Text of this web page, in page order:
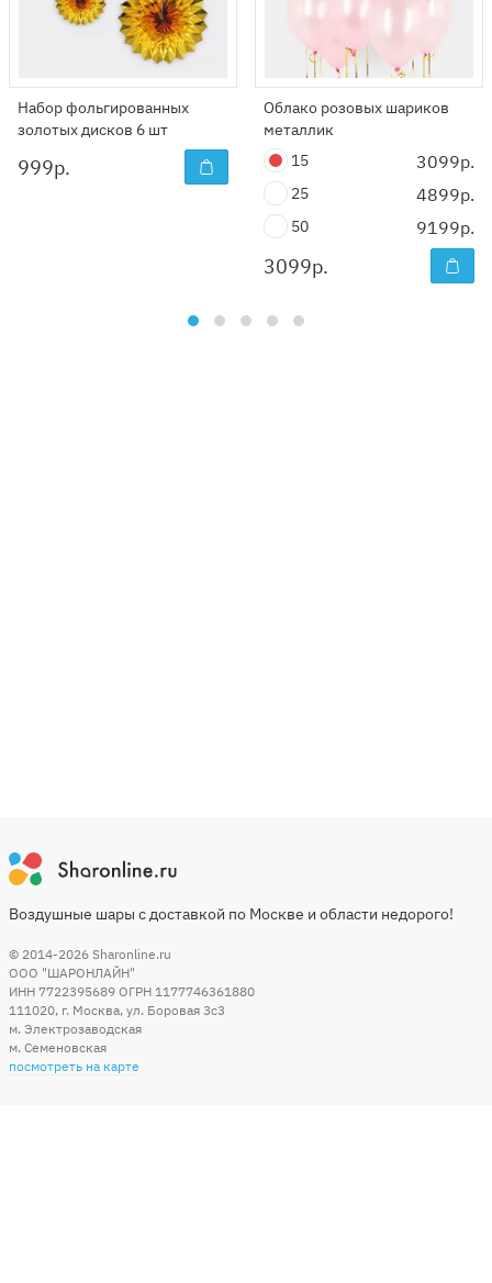
Набор фольгированных
золотых дисков 6 шт
999р.
Облако розовых шариков
металлик
15
3099р.
25 4899р.
50 9199р.
3099р.
Воздушные шары с доставкой по Москве и области недорого!
© 2014-2026 Sharonline.ru
ООО "ШАРОНЛАЙН"
ИНН 7722395689 ОГРН 1177746361880
111020, г. Москва, ул. Боровая 3c3
м. Электрозаводская
м. Семеновская
посмотреть на карте